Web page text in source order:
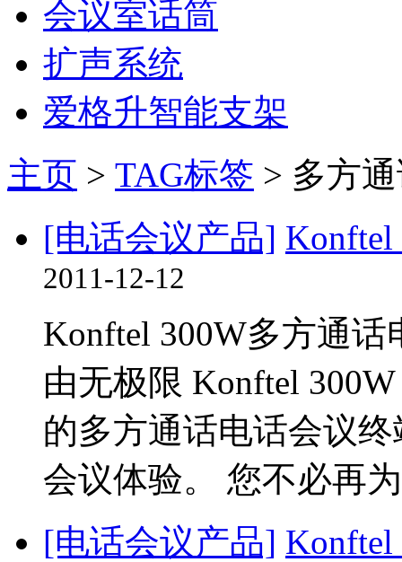
会议室话筒
扩声系统
爱格升智能支架
主页 > TAG标签 > 多方
[电话会议产品]
2011-12-12
Konftel 300W多方通
由无极限 Konftel
的多方通话电话会议
会议体验。 您不必再
[电话会议产品]